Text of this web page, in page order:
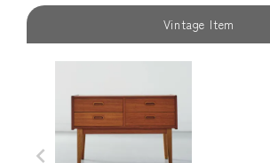
Vintage Item